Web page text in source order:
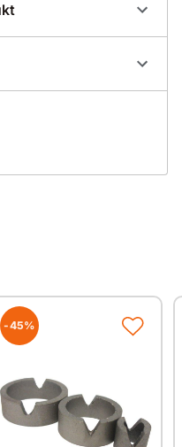
012 für Beton
auf modernsten
und im
Diamanten und
wir immer
-45%